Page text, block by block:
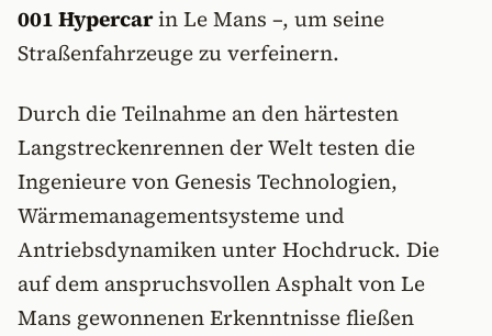
001 Hypercarin Le Mans –, um seine
Straßenfahrzeuge zu verfeinern.
Durch die Teilnahme an den härtesten
Langstreckenrennen der Welt testen die
Ingenieure von Genesis Technologien,
Wärmemanagementsysteme und
Antriebsdynamiken unter Hochdruck. Die
auf dem anspruchsvollen Asphalt von Le
Mans gewonnenen Erkenntnisse fließen